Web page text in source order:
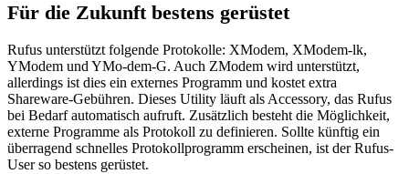
Für die Zukunft bestens gerüstet
Rufus unterstützt folgende Protokolle: XModem, XModem-lk,
YModem und YMo-dem-G. Auch ZModem wird unterstützt,
allerdings ist dies ein externes Programm und kostet extra
Shareware-Gebühren. Dieses Utility läuft als Accessory, das Rufus
bei Bedarf automatisch aufruft. Zusätzlich besteht die Möglichkeit,
externe Programme als Protokoll zu definieren. Sollte künftig ein
überragend schnelles Protokollprogramm erscheinen, ist der Rufus-
User so bestens gerüstet.